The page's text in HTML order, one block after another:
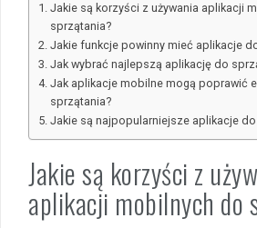
Jakie są korzyści z używania aplikacji
sprzątania?
Jakie funkcje powinny mieć aplikacje
Jak wybrać najlepszą aplikację do
Jak aplikacje mobilne mogą poprawić
sprzątania?
Jakie są najpopularniejsze aplikacje
Jakie są korzyści z
aplikacji mobilnych do